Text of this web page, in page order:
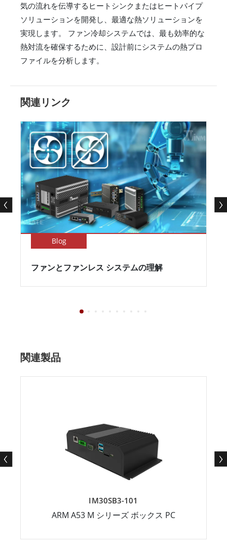
気の流れを伝導するヒートシンクまたはヒートパイプ
ソリューションを開発し、最適な熱ソリューションを
実現します。 ファン冷却システムでは、最も効率的な
熱対流を確保するために、設計前にシステムの熱プロ
ファイルを分析します。
関連リンク
Blog
ファンとファンレス システムの理解
関連製品
IM30SB3-101
ARM A53 M シリーズ ボックス PC